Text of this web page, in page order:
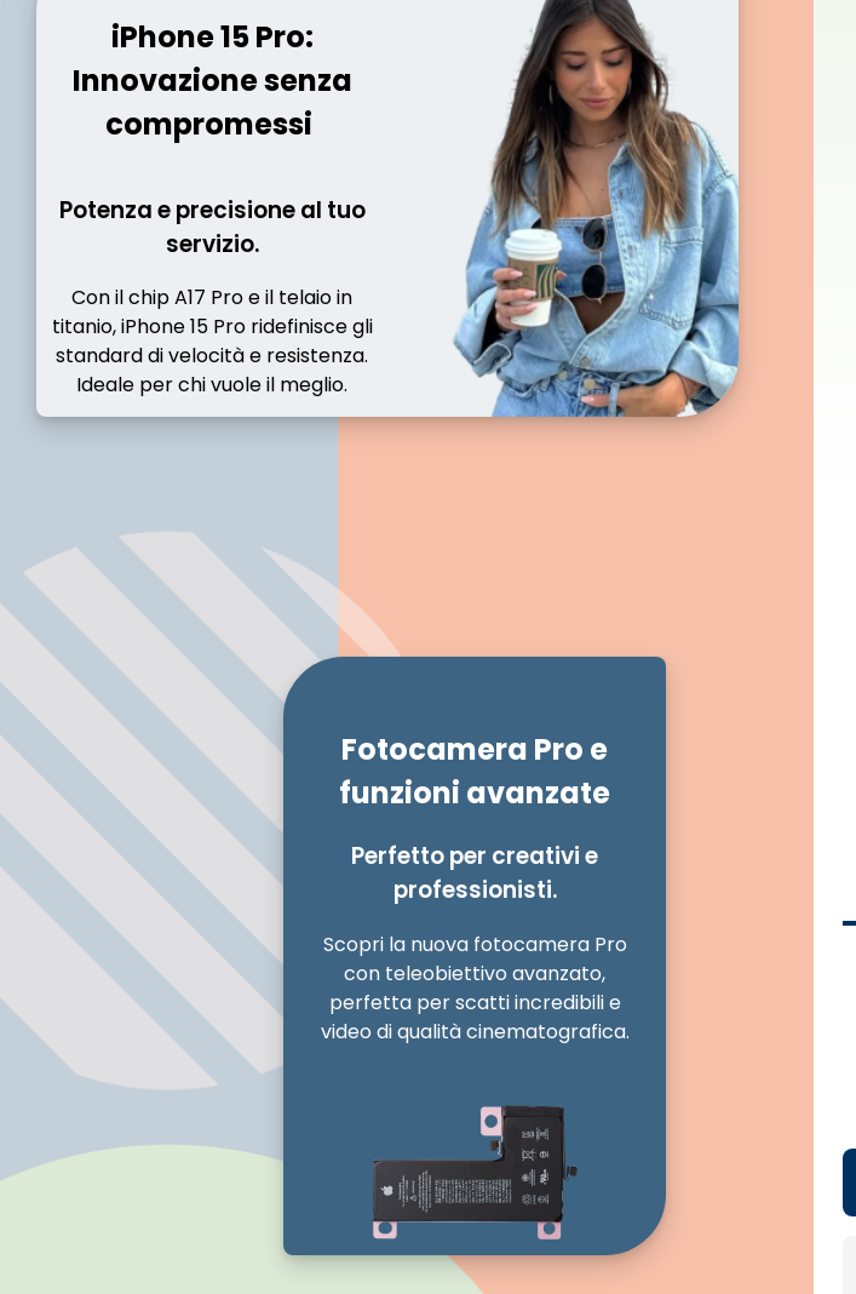
iPhone 15 Pro:
Innovazione senza
compromessi
Potenza e precisione al tuo
servizio.
Con il chip A17 Pro e il telaio in
titanio, iPhone 15 Pro ridefinisce gli
standard di velocità e resistenza.
Ideale per chi vuole il meglio.
Fotocamera Pro e
funzioni avanzate
Perfetto per creativi e
professionisti.
Scopri la nuova fotocamera Pro
con teleobiettivo avanzato,
perfetta per scatti incredibili e
video di qualità cinematografica.